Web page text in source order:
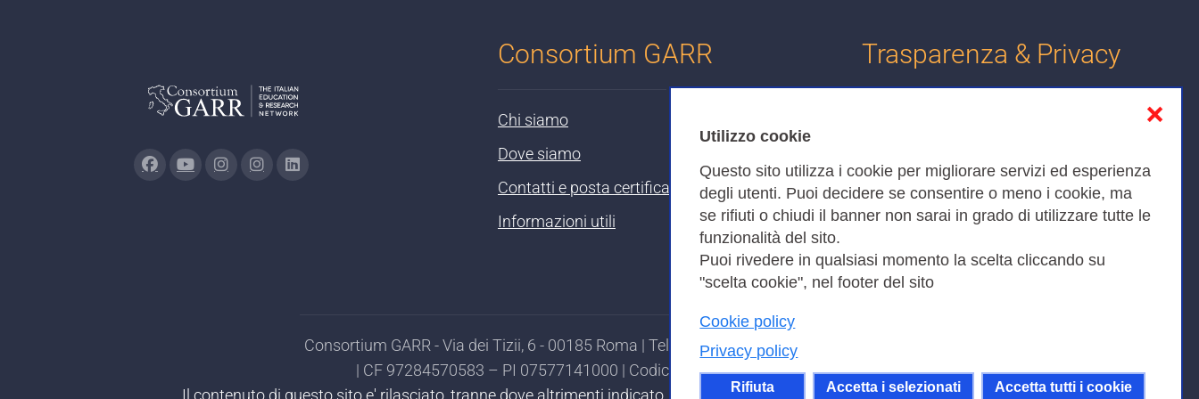
Utilizzo cookie
Questo sito utilizza i cookie per migliorare servizi ed esperienza
degli utenti. Puoi decidere se consentire o meno i cookie, ma
se rifiuti o chiudi il banner non sarai in grado di utilizzare tutte le
funzionalità del sito.
Puoi rivedere in qualsiasi momento la scelta cliccando su
"scelta cookie", nel footer del sito
Cookie policy
Privacy policy
Rifiuta Accetta i selezionati Accetta tutti i cookie
❌
Consortium GARR
Chi siamo
Dove siamo
Contatti e posta certificata
Informazioni utili
Trasparenza & Privacy
Amministrazione trasparente
Bandi di Gara
Consortium GARR - Via dei Tizii, 6 - 00185 Roma | Tel. 0649622000 - Fax 0649622044
| CF 97284570583 – PI 07577141000 | Codice Destinatario 7EU9KEU |
Il contenuto di questo sito e' rilasciato, tranne dove altrimenti indicato, secondo i termini della licenza Creative Commons